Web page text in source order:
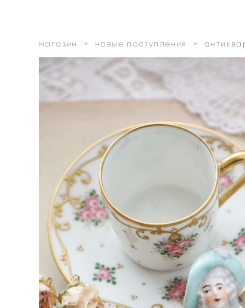
магазин > новые поступления >